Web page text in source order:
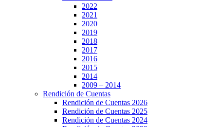
2022
2021
2020
2019
2018
2017
2016
2015
2014
2009 – 2014
Rendición de Cuentas
Rendición de Cuentas 2026
Rendición de Cuentas 2025
Rendición de Cuentas 2024